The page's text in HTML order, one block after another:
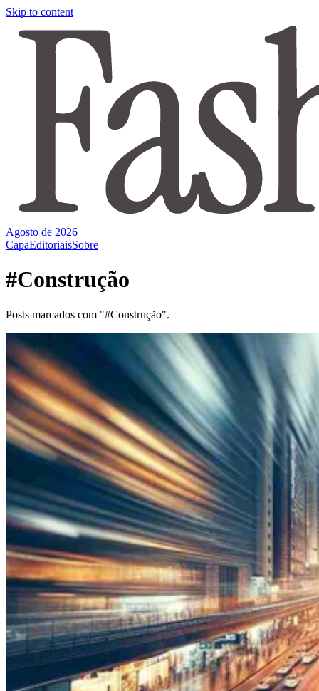
Skip to content
Agosto de 2026
CapaEditoriaisSobre
#Construção
Posts marcados com "#Construção".